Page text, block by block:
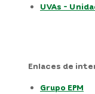
UVAs -
Enlaces de
Grupo EPM